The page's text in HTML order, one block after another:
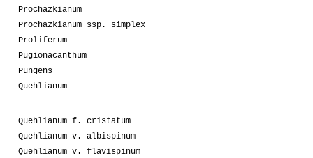
Prochazkianum
Prochazkianum ssp. simplex
Proliferum
Pugionacanthum
Pungens
Quehlianum
Quehlianum f. cristatum
Quehlianum v. albispinum
Quehlianum v. flavispinum